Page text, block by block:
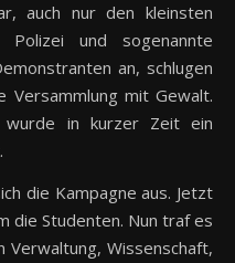
auch nur den kleinsten
und sogenannte
an, schlugen
Versammlung mit Gewalt.
wurde in kurzer Zeit ein
die Kampagne aus. Jetzt
die Studenten. Nun traf es
Verwaltung, Wissenschaft,